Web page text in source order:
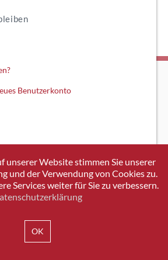
Benutzerkonto
unserer Website stimmen Sie unserer
und der Verwendung von Cookies zu.
Services weiter für Sie zu verbessern.
OK